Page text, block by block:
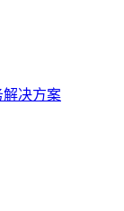
解决方案